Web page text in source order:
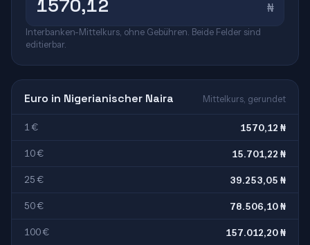
₦
Interbanken-Mittelkurs, ohne Gebühren. Beide Felder sind
editierbar.
Euro in Nigerianischer Naira Mittelkurs, gerundet
1 € 1570,12 ₦
10 € 15.701,22 ₦
25 € 39.253,05 ₦
50 € 78.506,10 ₦
100 € 157.012,20 ₦